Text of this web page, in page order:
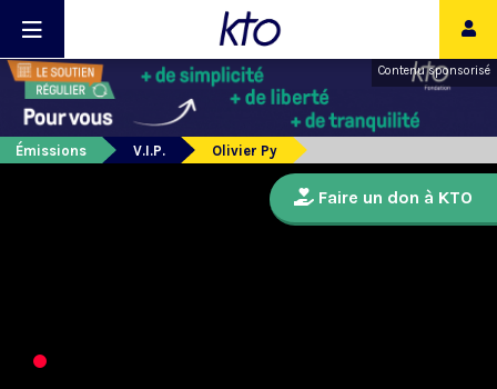
Contenu sponsorisé
Émissions V.I.P. Olivier Py
Faire un don à KTO